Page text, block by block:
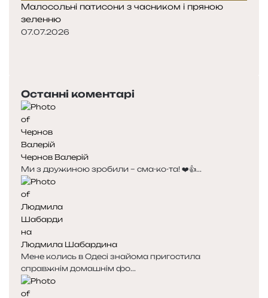
Малосольні патисони з часником і пряною
зеленню
07.07.2026
Останні коментарі
Чернов Валерій
Ми з дружиною зробили – сма-ко-та! ❤️👍...
Людмила Шабардина
Мене колись в Одесі знайома пригостила
справжнім домашнім фо...